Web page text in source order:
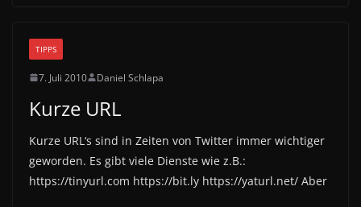
TIPPS
7. Juli 2010 Daniel Schlapa
Kurze URL
Kurze URL‘s sind in Zeiten von Twitter immer wichtiger
geworden. Es gibt viele Dienste wie z.B.:
https://tinyurl.com https://bit.ly https://yaturl.net/ Aber